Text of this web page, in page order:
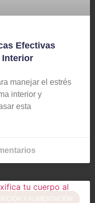
Efectivas
Interior
manejar el estrés
interior y
esta
Y ALIMENTACIÓN